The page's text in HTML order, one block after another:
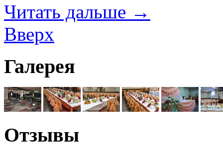
Читать дальше →
Вверх
Галерея
Отзывы